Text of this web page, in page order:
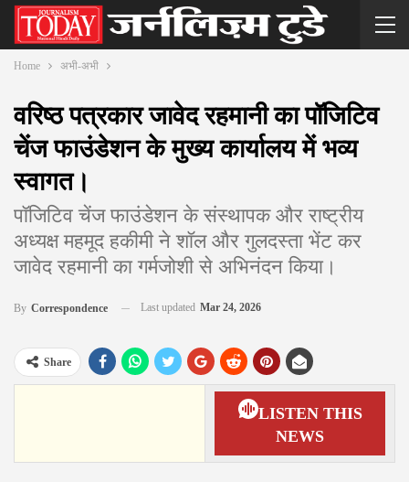
Home अभी-अभी
वरिष्ठ पत्रकार जावेद रहमानी का पॉजिटिव
चेंज फाउंडेशन के मुख्य कार्यालय में भव्य
स्वागत।
पॉजिटिव चेंज फाउंडेशन के संस्थापक और राष्ट्रीय
अध्यक्ष महमूद हकीमी ने शॉल और गुलदस्ता भेंट कर
जावेद रहमानी का गर्मजोशी से अभिनंदन किया।
By Correspondence Last updated Mar 24, 2026
Share
LISTEN THIS
NEWS